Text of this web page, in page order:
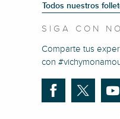
Todos nuestros
SIGA CON
Comparte tus
con